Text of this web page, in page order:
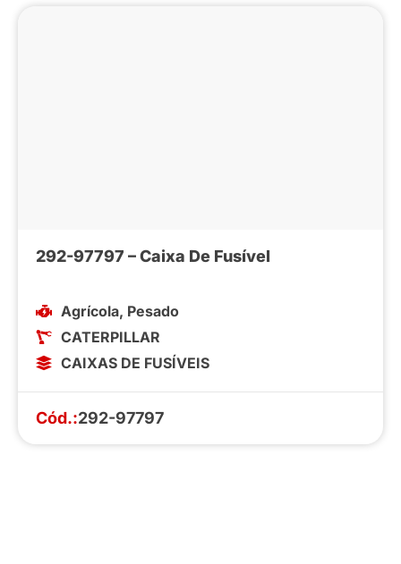
292-97797 – Caixa De Fusível
Agrícola, Pesado
CATERPILLAR
CAIXAS DE FUSÍVEIS
Cód.:292-97797